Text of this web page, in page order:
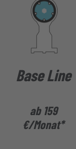
Base Line
ab 159
€/Monat*